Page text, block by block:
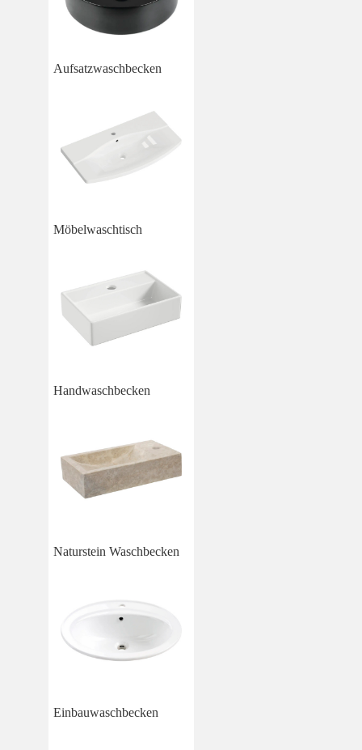
Aufsatzwaschbecken
Möbelwaschtisch
Handwaschbecken
Naturstein Waschbecken
Einbauwaschbecken